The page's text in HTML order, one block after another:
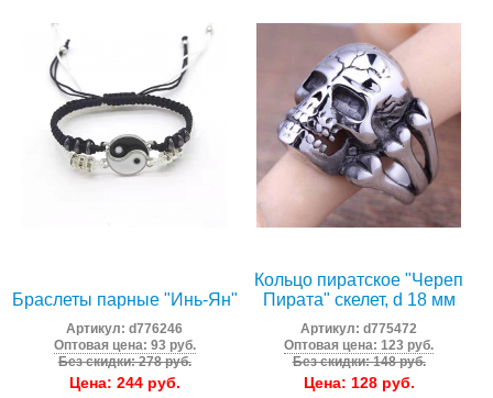
Браслеты парные "Инь-Ян"
Артикул:d776246
Оптовая цена: 93 руб.
Без скидки: 278 руб.
Цена: 244руб.
Кольцо пиратское "Череп
Пирата" скелет, d 18 мм
Артикул:d775472
Оптовая цена: 123 руб.
Без скидки: 148 руб.
Цена: 128руб.